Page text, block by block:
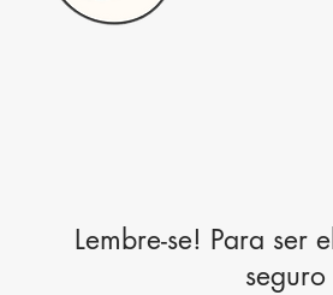
Lembre-se! Para ser